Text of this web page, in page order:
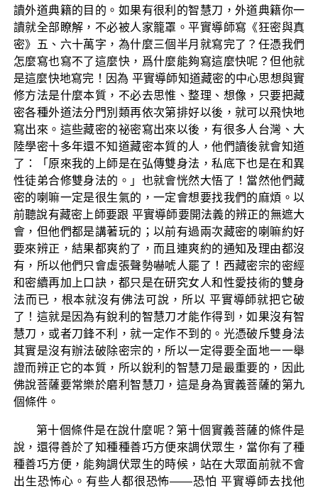
讀外道典籍的目的。如果有很利的智慧刀，外道典籍你一
讀就全部瞭解，不必被人家籠罩。平實導師寫《狂密與真
密》五、六十萬字，為什麼三個半月就寫完了？任憑我們
怎麼寫也寫不了這麼快，爲什麼能夠寫這麼快呢？但他就
是這麼快地寫完！因為 平實導師知道藏密的中心思想與實
修方法是什麼本質，不必去思惟、整理、想像，只要把藏
密各種外道法分門別類再依次第排好以後，就可以飛快地
寫出來。這些藏密的祕密寫出來以後，有很多人台灣、大
陸學密十多年還不知道藏密本質的人，他們讀後就會知道
了：「原來我的上師是在弘傳雙身法，私底下也是在和異
性徒弟合修雙身法的。」也就會恍然大悟了！當然他們藏
密的喇嘛一定是很生氣的，一定會想要找我們的麻煩。以
前聽說有藏密上師要跟 平實導師要開法義的辨正的無遮大
會，但他們都是講著玩的；以前有過兩次藏密的喇嘛約好
要來辨正，結果都爽約了，而且連爽約的通知及理由都沒
有，所以他們只會虛張聲勢嚇唬人罷了！西藏密宗的密經
和密續再加上口訣，都只是在研究女人和性愛技術的雙身
法而已，根本就沒有佛法可說，所以 平實導師就把它破
了！這就是因為有銳利的智慧刀才能作得到，如果沒有智
慧刀，或者刀鋒不利，就一定作不到的。光憑破斥雙身法
其實是沒有辦法破除密宗的，所以一定得要全面地一一舉
證而辨正它的本質，所以銳利的智慧刀是最重要的，因此
佛說菩薩要常樂於磨利智慧刀，這是身為實義菩薩的第九
個條件。
第十個條件是在說什麼呢？第十個實義菩薩的條件是
說，還得善於了知種種善巧方便來調伏眾生，當你有了種
種善巧方便，能夠調伏眾生的時候，站在大眾面前就不會
出生恐怖心。有些人都很恐怖——恐怕 平實導師去找他